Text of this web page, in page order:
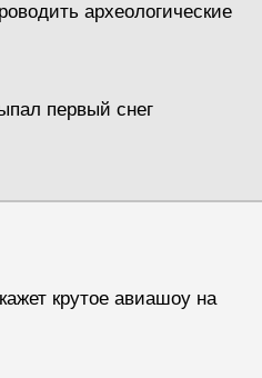
археологические
первый снег
крутое авиашоу на